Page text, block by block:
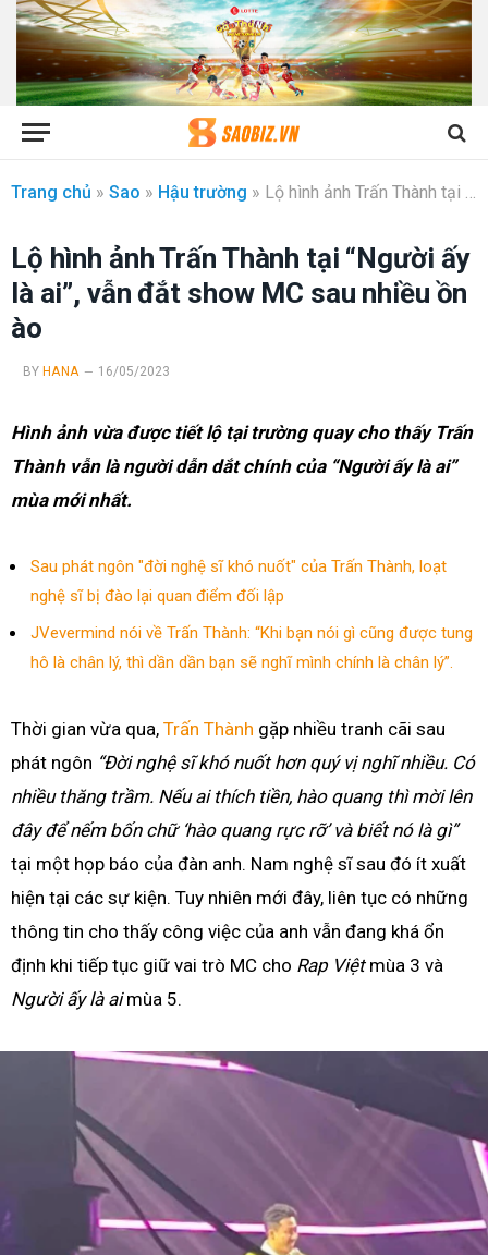
Trang chủ » Sao » Hậu trường » Lộ hình ảnh Trấn Thành tại “Người ấy là ai”, vẫn đắt show MC sau nhiều ồn ào
Lộ hình ảnh Trấn Thành tại “Người ấy
là ai”, vẫn đắt show MC sau nhiều ồn
ào
BY HANA 16/05/2023
Hình ảnh vừa được tiết lộ tại trường quay cho thấy Trấn
Thành vẫn là người dẫn dắt chính của “Người ấy là ai”
mùa mới nhất.
Sau phát ngôn "đời nghệ sĩ khó nuốt" của Trấn Thành, loạt
nghệ sĩ bị đào lại quan điểm đối lập
JVevermind nói về Trấn Thành: “Khi bạn nói gì cũng được tung
hô là chân lý, thì dần dần bạn sẽ nghĩ mình chính là chân lý”.
Thời gian vừa qua, Trấn Thành gặp nhiều tranh cãi sau
phát ngôn “Đời nghệ sĩ khó nuốt hơn quý vị nghĩ nhiều. Có
nhiều thăng trầm. Nếu ai thích tiền, hào quang thì mời lên
đây để nếm bốn chữ ‘hào quang rực rỡ’ và biết nó là gì”
tại một họp báo của đàn anh. Nam nghệ sĩ sau đó ít xuất
hiện tại các sự kiện. Tuy nhiên mới đây, liên tục có những
thông tin cho thấy công việc của anh vẫn đang khá ổn
định khi tiếp tục giữ vai trò MC cho Rap Việtmùa 3 và
Người ấy là aimùa 5.